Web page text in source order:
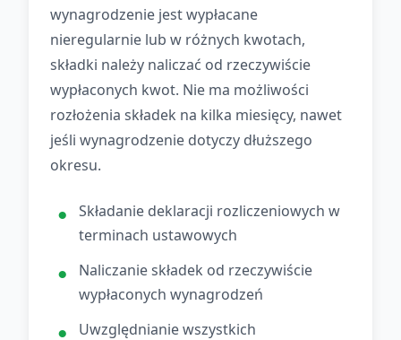
wynagrodzenie jest wypłacane
nieregularnie lub w różnych kwotach,
składki należy naliczać od rzeczywiście
wypłaconych kwot. Nie ma możliwości
rozłożenia składek na kilka miesięcy, nawet
jeśli wynagrodzenie dotyczy dłuższego
okresu.
Składanie deklaracji rozliczeniowych w
terminach ustawowych
Naliczanie składek od rzeczywiście
wypłaconych wynagrodzeń
Uwzględnianie wszystkich